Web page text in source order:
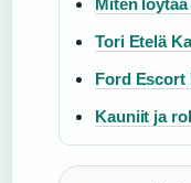
Miten
Tori Etelä
Ford Escort
Kauniit ja